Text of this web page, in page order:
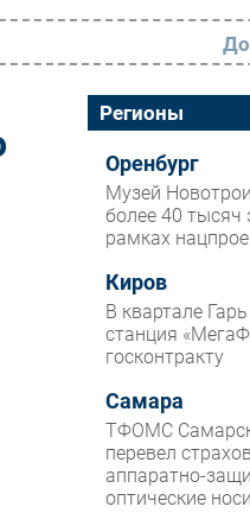
РАЗДЕЛЫ
Новости
Аналитика
Интервью
Мероприятия
Проекты
IT класс
Тестовый стенд
Каталог
Регионы
Оренбург
Музей
более 40 тысяч
рамках
Киров
В квартале
станция
госконтракту
Самара
ТФОМС
перевел
аппаратно-
оптические